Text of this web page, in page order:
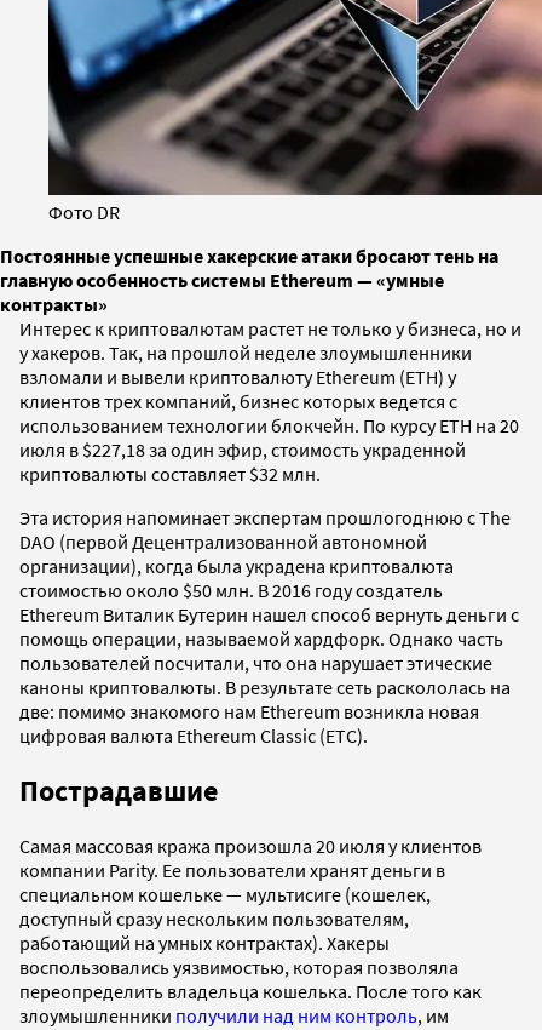
Фото DR
Постоянные успешные хакерские атаки бросают тень на
главную особенность системы Ethereum — «умные
контракты»
Интерес к криптовалютам растет не только у бизнеса, но и
у хакеров. Так, на прошлой неделе злоумышленники
взломали и вывели криптовалюту Ethereum (ETH) у
клиентов трех компаний, бизнес которых ведется с
использованием технологии блокчейн. По курсу ETH на 20
июля в $227,18 за один эфир, стоимость украденной
криптовалюты составляет $32 млн.
Эта история напоминает экспертам прошлогоднюю с The
DAO (первой Децентрализованной автономной
организации), когда была украдена криптовалюта
стоимостью около $50 млн. В 2016 году создатель
Ethereum Виталик Бутерин нашел способ вернуть деньги с
помощь операции, называемой хардфорк. Однако часть
пользователей посчитали, что она нарушает этические
каноны криптовалюты. В результате сеть раскололась на
две: помимо знакомого нам Ethereum возникла новая
цифровая валюта Ethereum Classic (ЕТС).
Пострадавшие
Самая массовая кража произошла 20 июля у клиентов
компании Parity. Ее пользователи хранят деньги в
специальном кошельке — мультисиге (кошелек,
доступный сразу нескольким пользователям,
работающий на умных контрактах). Хакеры
воспользовались уязвимостью, которая позволяла
переопределить владельца кошелька. После того как
злоумышленники получили над ним контроль, им